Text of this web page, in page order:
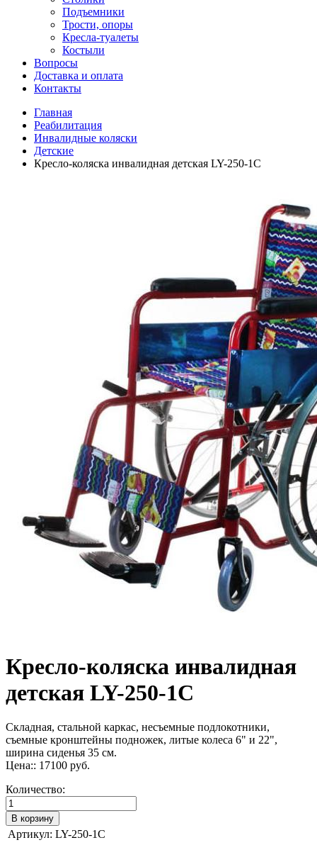
Подъемники
Трости, опоры
Кресла-туалеты
Костыли
Вопросы
Доставка и оплата
Контакты
Главная
Реабилитация
Инвалидные коляски
Детские
Кресло-коляска инвалидная детская LY-250-1C
Кресло-коляска инвалидная
детская LY-250-1C
Складная, стальной каркас, несъемные подлокотники,
съемные кронштейны подножек, литые колеса 6" и 22",
ширина сиденья 35 см.
Цена:: 17100 руб.
Количество:
В корзину
Артикул: LY-250-1C